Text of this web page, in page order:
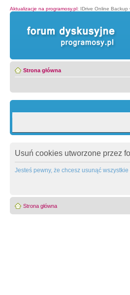
Aktualizacje na programosy.pl: IDrive Online Backup
Strona główna
Usuń cookies utworzone przez
Jesteś pewny, że chcesz usunąć
Strona główna